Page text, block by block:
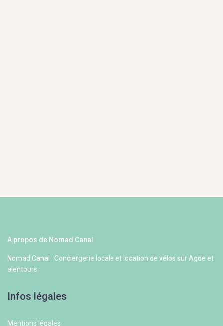
A propos de Nomad Canal
Nomad Canal : Conciergerie locale et location de vélos sur Agde et
alentours
Infos légales
Mentions légales